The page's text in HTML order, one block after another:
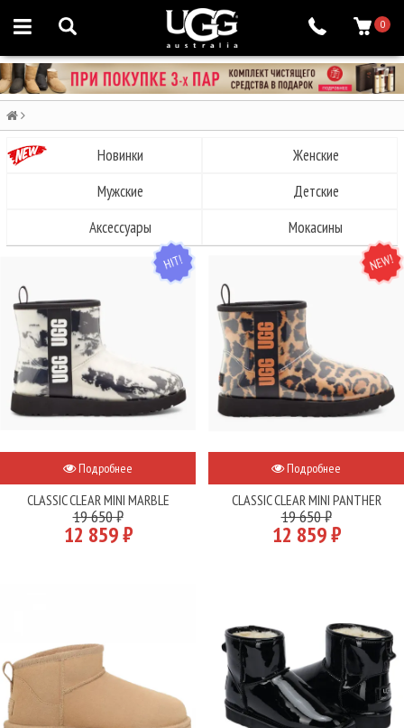
0
Новинки
Женские
Мужские
Детские
Аксессуары
Мокасины
HIT
Подробнее
CLASSIC CLEAR MINI MARBLE
19 650 ₽
12 859 ₽
NEW
Подробнее
CLASSIC CLEAR MINI PANTHER
19 650 ₽
12 859 ₽